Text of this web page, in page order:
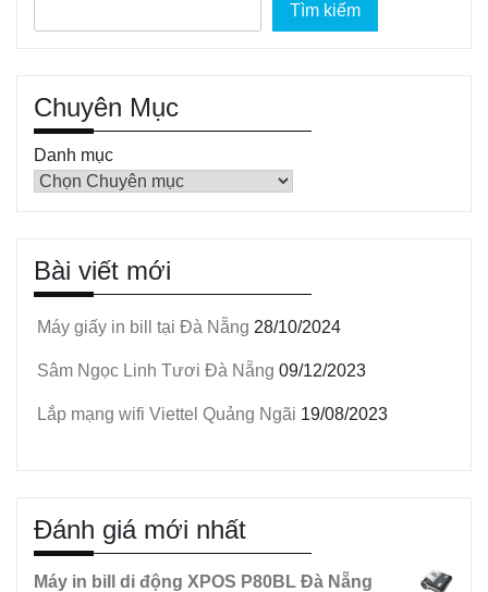
Tìm kiếm
Chuyên Mục
Danh mục
Bài viết mới
Máy giấy in bill tại Đà Nẵng 28/10/2024
Sâm Ngọc Linh Tươi Đà Nẵng 09/12/2023
Lắp mạng wifi Viettel Quảng Ngãi 19/08/2023
Đánh giá mới nhất
Máy in bill di động XPOS P80BL Đà Nẵng